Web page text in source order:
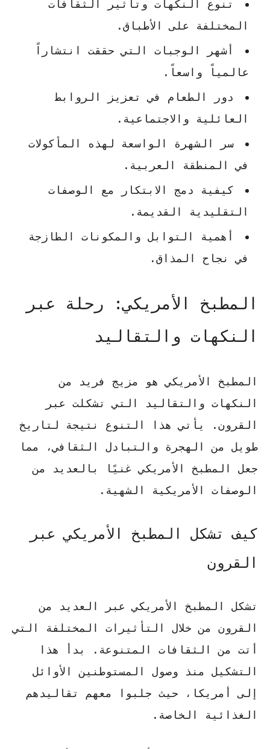
تنوع النكهات وتأثير الثقافات
المختلفة على الأطباق.
أشهر الوجبات التي حققت انتشاراً
عالمياً واسعاً.
دور الطعام في تعزيز الروابط
العائلية والاجتماعية.
سر الشهرة الواسعة لهذه المأكولات
في المنطقة العربية.
كيفية دمج الابتكار مع الوصفات
التقليدية القديمة.
أهمية التوابل والمكونات الطازجة
في نجاح المذاق.
المطبخ الأمريكي: رحلة عبر
النكهات والتقاليد
المطبخ الأمريكي هو مزيج فريد من
النكهات والتقاليد التي تشكلت عبر
القرون. يأتي هذا التنوع نتيجة لتاريخ
طويل من الهجرة والتبادل الثقافي، مما
جعل المطبخ الأمريكي غنيًا بالعديد من
الوصفات الأمريكية الشهية.
كيف تشكل المطبخ الأمريكي عبر
القرون
تشكل المطبخ الأمريكي عبر العديد من
القرون من خلال التأثيرات المختلفة التي
أتت من الثقافات المتنوعة. بدأ هذا
التشكيل منذ وصول المستوطنين الأوائل
إلى أمريكا، حيث جلبوا معهم تقاليدهم
الغذائية الخاصة.